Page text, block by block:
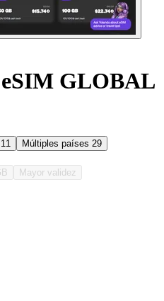
eSIM GLOBAL
11 Múltiples países 29
Mayor validez